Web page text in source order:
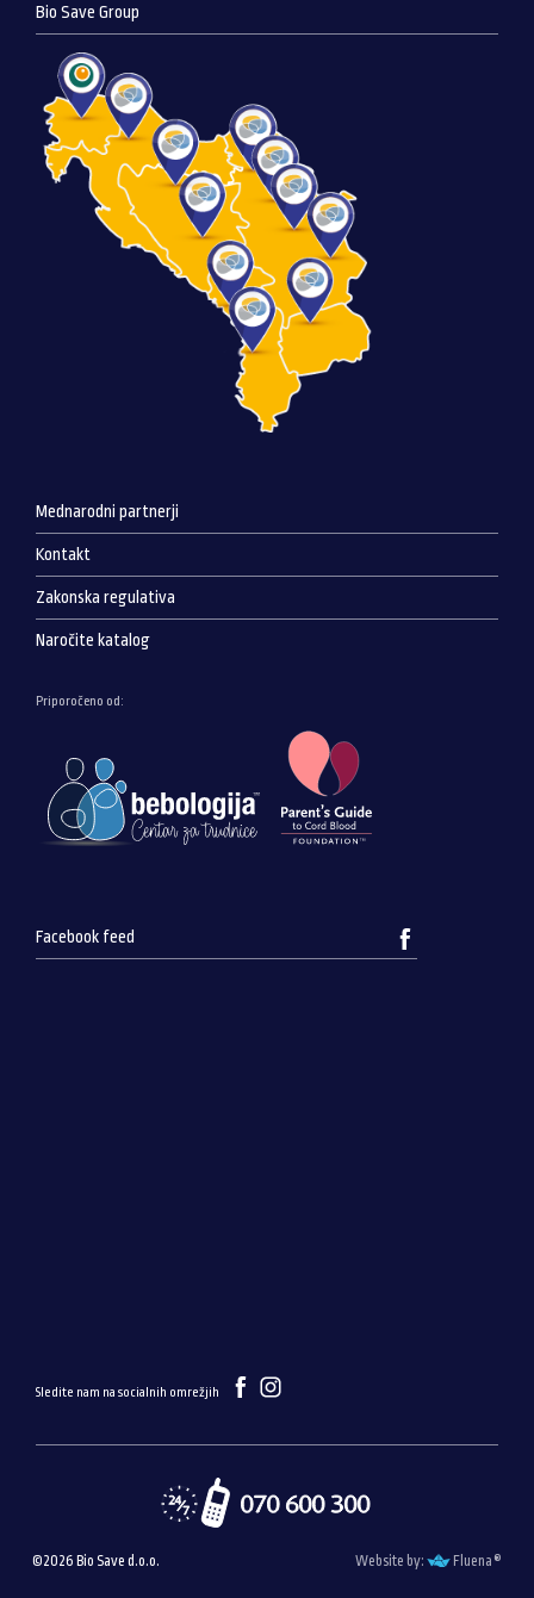
Bio Save Group
Mednarodni partnerji
Kontakt
Zakonska regulativa
Naročite katalog
Priporočeno od:
Facebook feed
Sledite nam na socialnih omrežjih
©2026 Bio Save d.o.o. Website by: Fluena ®